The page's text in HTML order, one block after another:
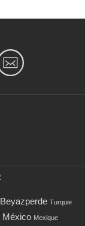
Beyazperde Turquie
México Mexique